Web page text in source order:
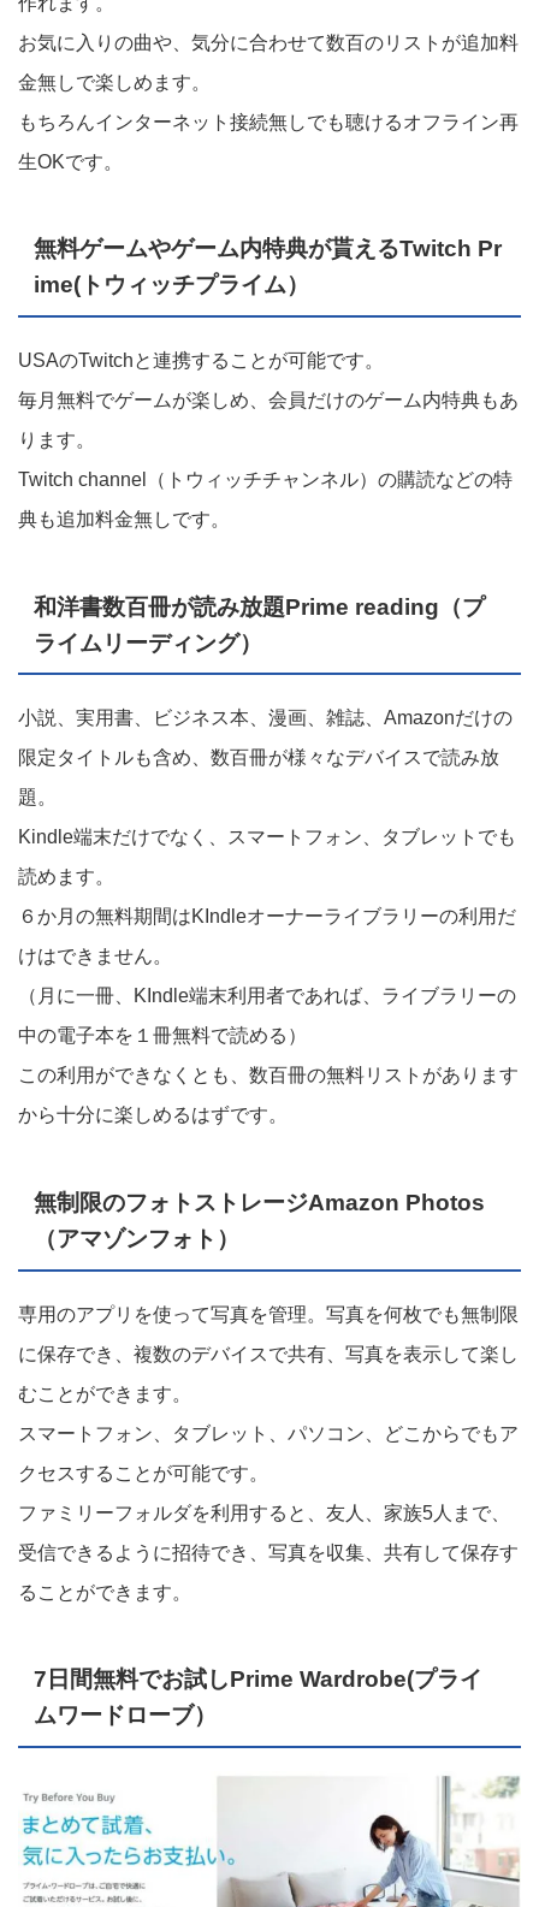
お気に入りの曲や、気分に合わせて数百のリストが追加料
金無しで楽しめます。
もちろんインターネット接続無しでも聴けるオフライン再
生OKです。
無料ゲームやゲーム内特典が貰えるTwitch Pr
ime(トウィッチプライム）
USAのTwitchと連携することが可能です。
毎月無料でゲームが楽しめ、会員だけのゲーム内特典もあ
ります。
Twitch channel（トウィッチチャンネル）の購読などの特
典も追加料金無しです。
和洋書数百冊が読み放題Prime reading（プ
ライムリーディング）
小説、実用書、ビジネス本、漫画、雑誌、Amazonだけの
限定タイトルも含め、数百冊が様々なデバイスで読み放
題。
Kindle端末だけでなく、スマートフォン、タブレットでも
読めます。
６か月の無料期間はKIndleオーナーライブラリーの利用だ
けはできません。
（月に一冊、KIndle端末利用者であれば、ライブラリーの
中の電子本を１冊無料で読める）
この利用ができなくとも、数百冊の無料リストがあります
から十分に楽しめるはずです。
無制限のフォトストレージAmazon Photos
（アマゾンフォト）
専用のアプリを使って写真を管理。写真を何枚でも無制限
に保存でき、複数のデバイスで共有、写真を表示して楽し
むことができます。
スマートフォン、タブレット、パソコン、どこからでもア
クセスすることが可能です。
ファミリーフォルダを利用すると、友人、家族5人まで、
受信できるように招待でき、写真を収集、共有して保存す
ることができます。
7日間無料でお試しPrime Wardrobe(プライ
ムワードローブ）